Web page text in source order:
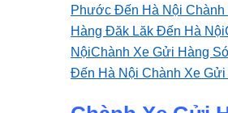
Phước Đến Hà Nội Chành
Hàng Đăk Lăk Đến Hà Nội
NộiChành Xe Gửi Hàng
Đến Hà Nội Chành Xe